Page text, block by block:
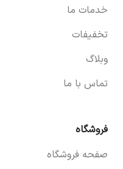
خدمات ما
تخفیفات
وبلاگ
تماس با ما
فروشگاه
صفحه فروشگاه